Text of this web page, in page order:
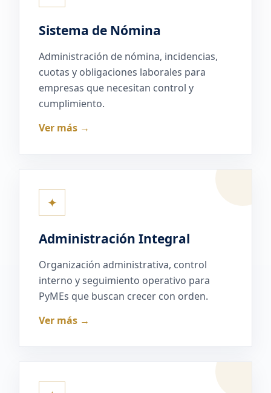
Sistema de Nómina
Administración de nómina, incidencias,
cuotas y obligaciones laborales para
empresas que necesitan control y
cumplimiento.
Ver más →
✦
Administración Integral
Organización administrativa, control
interno y seguimiento operativo para
PyMEs que buscan crecer con orden.
Ver más →